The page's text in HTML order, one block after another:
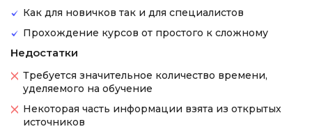
Как для новичков так и для специалистов
Прохождение курсов от простого к сложному
Недостатки
Требуется значительное количество времени,
уделяемого на обучение
Некоторая часть информации взята из открытых
источников